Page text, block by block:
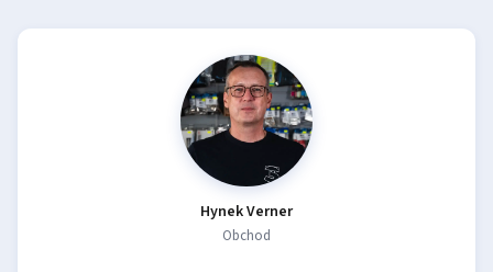
Hynek Verner
Obchod